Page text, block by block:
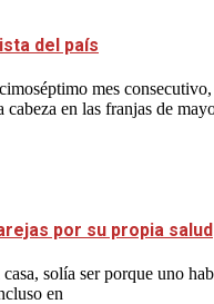
del país
mes
cabeza en las franjas de
por su propia salud
solía ser porque uno
en